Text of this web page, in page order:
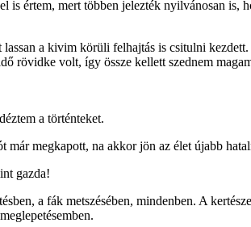
is értem, mert többen jelezték nyilvánosan
a kivim körüli felhajtás is csitulni
volt, így össze kellett szednem
a történteket.
megkapott, na akkor jön az élet újabb
gazda!
a fák metszésében, mindenben. A